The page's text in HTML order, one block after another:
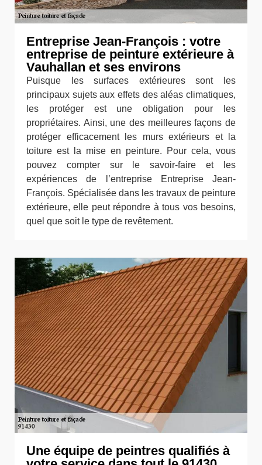
Entreprise Jean-François : votre
entreprise de peinture extérieure à
Vauhallan et ses environs
Puisque les surfaces extérieures sont les
principaux sujets aux effets des aléas climatiques,
les protéger est une obligation pour les
propriétaires. Ainsi, une des meilleures façons de
protéger efficacement les murs extérieurs et la
toiture est la mise en peinture. Pour cela, vous
pouvez compter sur le savoir-faire et les
expériences de l’entreprise Entreprise Jean-
François. Spécialisée dans les travaux de peinture
extérieure, elle peut répondre à tous vos besoins,
quel que soit le type de revêtement.
Une équipe de peintres qualifiés à